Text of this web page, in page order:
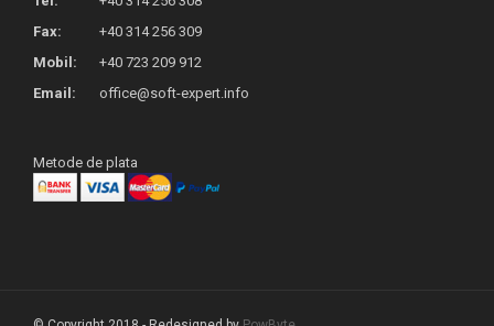
Fax:
+40 314 256 309
Mobil:
+40 723 209 912
Email:
office@soft-expert.info
Metode de plata